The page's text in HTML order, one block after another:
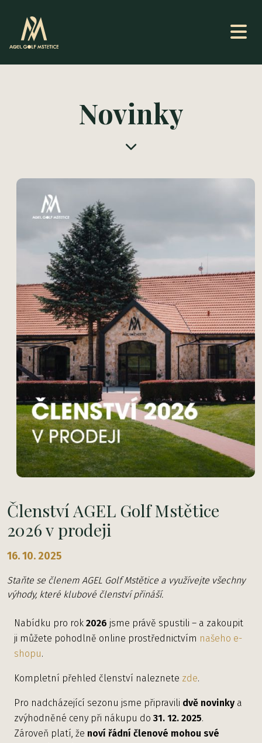
Novinky
Členství AGEL Golf Mstětice
2026 v prodeji
16. 10. 2025
Staňte se členem AGEL Golf Mstětice a využívejte všechny
výhody, které klubové členství přináší.
Nabídku pro rok 2026 jsme právě spustili – a zakoupit
ji můžete pohodlně online prostřednictvím našeho e-
shopu.
Kompletní přehled členství naleznete zde.
Pro nadcházející sezonu jsme připravili dvě novinky a
zvýhodněné ceny při nákupu do 31. 12. 2025.
Zároveň platí, že noví řádní členové mohou své